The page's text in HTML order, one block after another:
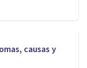
causas y